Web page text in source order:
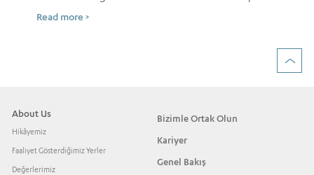
devam ediyor?
Read more >
About Us
Hikâyemiz
Faaliyet Gösterdiğimiz Yerler
Değerlerimiz
Bizimle Ortak Olun
Kariyer
Genel Bakış